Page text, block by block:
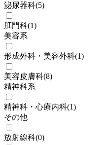
泌尿器科(5)
肛門科(1)
美容系
形成外科・美容外科(1)
美容皮膚科(8)
精神科系
精神科・心療内科(1)
その他
放射線科(0)